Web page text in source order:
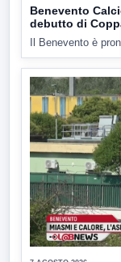
Benevento
debutto di
Il Benevento è